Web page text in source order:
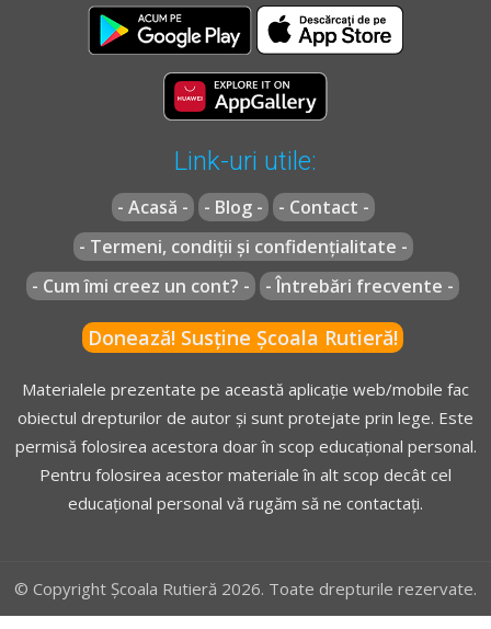
Link-uri utile:
- Acasă - - Blog -
- Contact -
- Termeni, condiții și confidențialitate -
- Cum îmi creez un cont? -
- Întrebări frecvente -
Donează! Susține Școala Rutieră!
Materialele prezentate pe această aplicație web/mobile fac
obiectul drepturilor de autor și sunt protejate prin lege. Este
permisă folosirea acestora doar în scop educațional personal.
Pentru folosirea acestor materiale în alt scop decât cel
educațional personal vă rugăm să ne contactați.
© Copyright Școala Rutieră 2026. Toate drepturile rezervate.